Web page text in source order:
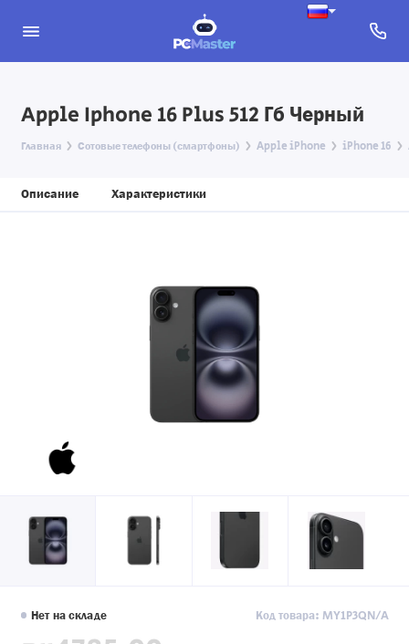
Apple Iphone 16 Plus 512 Гб Черный
Главная Сотовые телефоны (смартфоны) Apple iPhone iPhone 16
Описание Характеристики
Нет на складе Код товара: MY1P3QN/A